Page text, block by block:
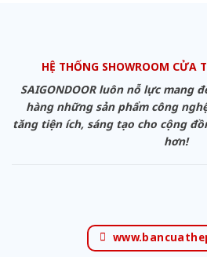
HỆ THỐNG SHOWROOM CỬA
SAIGONDOOR luôn nỗ lực mang
hàng những sản phẩm công
tăng tiện ích, sáng tạo cho cộng
hơn!